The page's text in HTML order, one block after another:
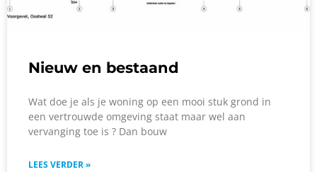
Nieuw en bestaand
Wat doe je als je woning op een mooi stuk grond in
een vertrouwde omgeving staat maar wel aan
vervanging toe is ? Dan bouw
LEES VERDER »